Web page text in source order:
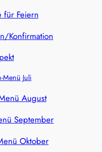
für Feiern
Konfirmation
Menü Juli
August
September
Oktober